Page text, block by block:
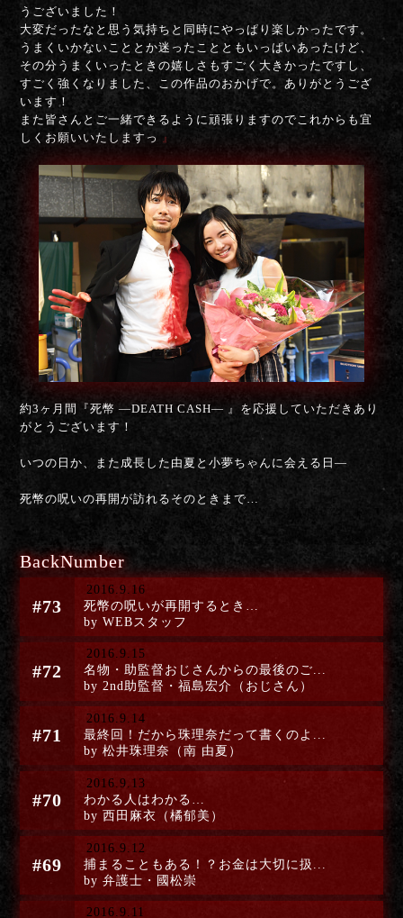
うございました！
大変だったなと思う気持ちと同時にやっぱり楽しかったです。
うまくいかないこととか迷ったことともいっぱいあったけど、
その分うまくいったときの嬉しさもすごく大きかったですし、
すごく強くなりました、この作品のおかげで。ありがとうござ
います！
また皆さんとご一緒できるように頑張りますのでこれからも宜
しくお願いいたしますっ
』
約3ヶ月間『死幣 —DEATH CASH— 』を応援していただきあり
がとうございます！
いつの日か、また成長した由夏と小夢ちゃんに会える日—
死幣の呪いの再開が訪れるそのときまで…
BackNumber
#73
2016.9.16
死幣の呪いが再開するとき…
by WEBスタッフ
#72
2016.9.15
名物・助監督おじさんからの最後のご...
by 2nd助監督・福島宏介（おじさん）
#71
2016.9.14
最終回！だから珠理奈だって書くのよ...
by 松井珠理奈（南 由夏）
#70
2016.9.13
わかる人はわかる…
by 西田麻衣（橘郁美）
#69
2016.9.12
捕まることもある！？お金は大切に扱...
by 弁護士・國松崇
2016.9.11